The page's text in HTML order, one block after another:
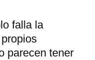
falla la
parecen tener